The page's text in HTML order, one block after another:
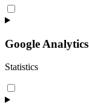
Consent
to
complianz
Google Analytics
Statistics
Consent
to